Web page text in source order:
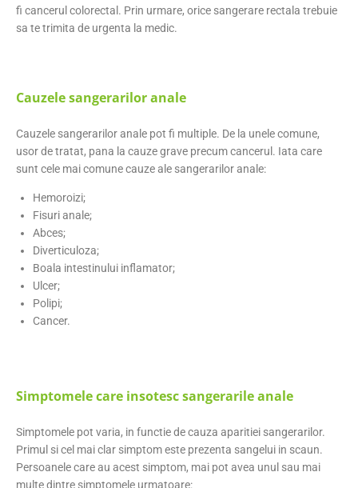
fi cancerul colorectal. Prin urmare, orice sangerare rectala trebuie
sa te trimita de urgenta la medic.
Cauzele sangerarilor anale
Cauzele sangerarilor anale pot fi multiple. De la unele comune,
usor de tratat, pana la cauze grave precum cancerul. Iata care
sunt cele mai comune cauze ale sangerarilor anale:
Hemoroizi;
Fisuri anale;
Abces;
Diverticuloza;
Boala intestinului inflamator;
Ulcer;
Polipi;
Cancer.
Simptomele care insotesc sangerarile anale
Simptomele pot varia, in functie de cauza aparitiei sangerarilor.
Primul si cel mai clar simptom este prezenta sangelui in scaun.
Persoanele care au acest simptom, mai pot avea unul sau mai
multe dintre simptomele urmatoare: